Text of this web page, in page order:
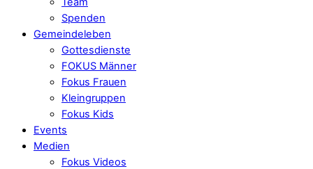
Spenden
Gemeindeleben
Gottesdienste
FOKUS Männer
Fokus Frauen
Kleingruppen
Fokus Kids
Events
Medien
Fokus Videos